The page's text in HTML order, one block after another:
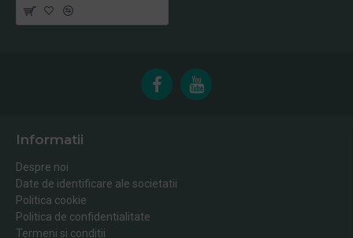
Informatii
Despre noi
Date de identificare ale societatii
Politica cookie
Politica de confidentialitate
Termeni si conditii